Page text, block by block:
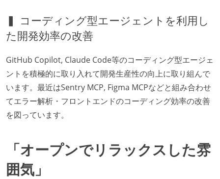
▍ コーディング型エージェントを利用し
た開発効率の改善
GitHub Copilot, Claude Code等のコーディング型エージェ
ントを積極的に取り入れて開発生産性の向上に取り組んで
います。最近はSentry MCP, Figma MCPなどと組み合わせ
てエラー解析・フロントエンドのコーディング効率の改善
を図っています。
「オープンでリラックスした雰
囲気」